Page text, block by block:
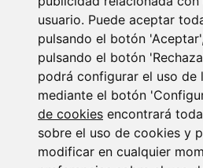
usuario. Puede aceptar
pulsando el botón
pulsando el botón
podrá configurar el uso de
mediante el botón
de cookies encontrará
sobre el uso de cookies y
modificar en cualquier
Suscribirse
newsletter
Entérate de nuestras